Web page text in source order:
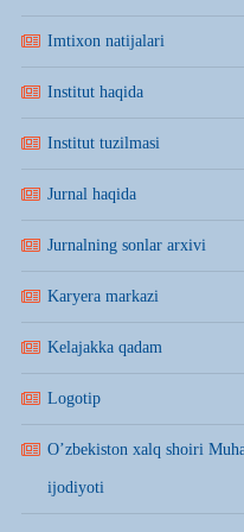
Imtixon natijalari
Institut haqida
Institut tuzilmasi
Jurnal haqida
Jurnalning sonlar arxivi
Karyera markazi
Kelajakka qadam
Logotip
O’zbekiston xalq shoiri
ijodiyoti